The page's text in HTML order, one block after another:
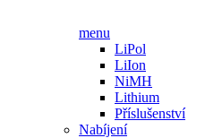
menu
LiPol
LiIon
NiMH
Lithium
Příslušenství
Nabíjení